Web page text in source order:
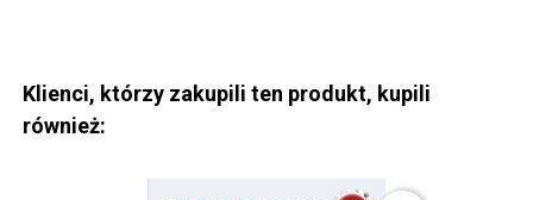
Klienci, którzy zakupili ten produkt, kupili
również: